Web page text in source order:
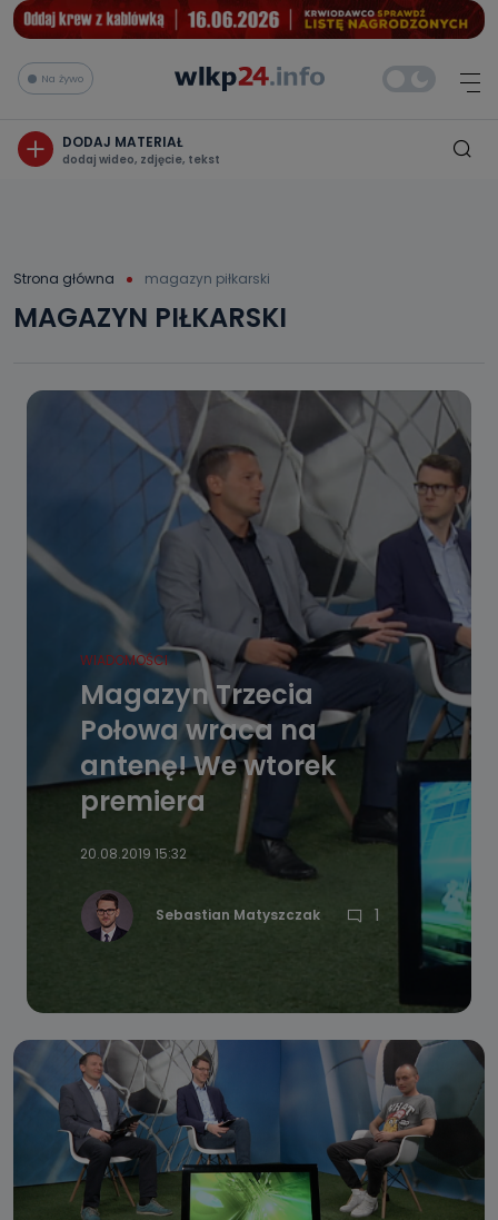
Na żywo
DODAJ MATERIAŁ
dodaj wideo, zdjęcie, tekst
Strona główna magazyn piłkarski
MAGAZYN PIŁKARSKI
WIADOMOŚCI
Magazyn Trzecia
Połowa wraca na
antenę! We wtorek
premiera
20.08.2019 15:32
Sebastian Matyszczak 1